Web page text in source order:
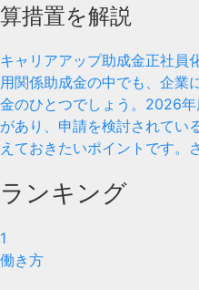
算措置を解説
キャリアアップ助成金正社員
用関係助成金の中でも、企業
金のひとつでしょう。2026
があり、申請を検討されてい
えておきたいポイントです。
ランキング
1
働き方